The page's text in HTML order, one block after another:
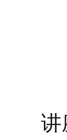
讲